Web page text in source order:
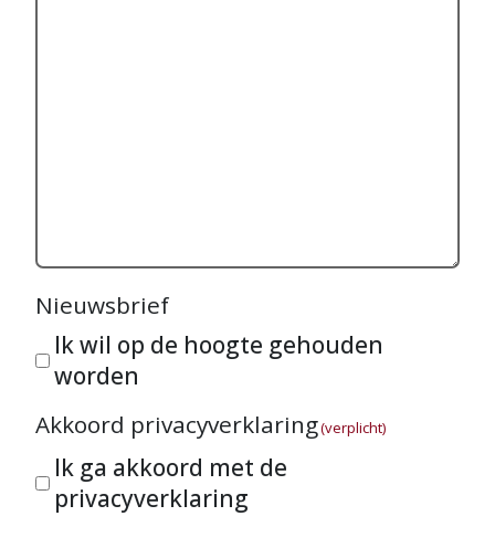
Nieuwsbrief
Ik wil op de hoogte gehouden
worden
Akkoord privacyverklaring(verplicht)
Ik ga akkoord met de
privacyverklaring